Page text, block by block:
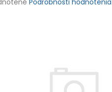
Podrobnosti hodnotenia